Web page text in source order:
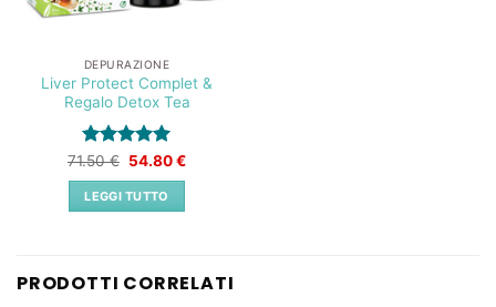
DEPURAZIONE
Liver Protect Complet &
Regalo Detox Tea
Valutato5
su 5
71.50€ Il
originale
era:
71.50 €.
54.80€Il
LEGGI TUTTO
PRODOTTI CORRELATI